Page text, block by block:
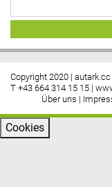
Copyright 2020 |
T +43 664 314 15 15 |
Über uns |
Cookies